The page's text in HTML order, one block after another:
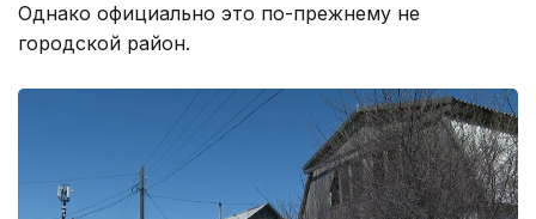
Однако официально это по-прежнему не
городской район.